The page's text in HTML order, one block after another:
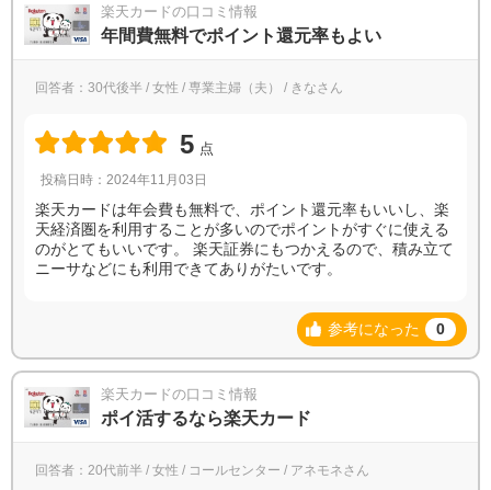
楽天カードの口コミ情報
年間費無料でポイント還元率もよい
回答者：30代後半 / 女性 / 専業主婦（夫） / きなさん
5 点
投稿日時：2024年11月03日
楽天カードは年会費も無料で、ポイント還元率もいいし、楽
天経済圏を利用することが多いのでポイントがすぐに使える
のがとてもいいです。 楽天証券にもつかえるので、積み立て
ニーサなどにも利用できてありがたいです。
参考になった 0
楽天カードの口コミ情報
ポイ活するなら楽天カード
回答者：20代前半 / 女性 / コールセンター / アネモネさん